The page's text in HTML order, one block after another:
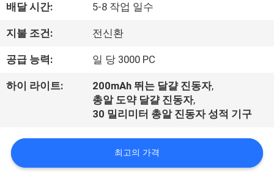
공
학
품
질
배달 시간: 5-8 작업 일수
지불 조건: 전신환
공급 능력: 일 당 3000 PC
하이 라이트: 200mAh 뛰는 달걀 진동자,
총알 도약 달걀 진동자,
30 밀리미터 총알 진동자 성적 기구
최고의 가격